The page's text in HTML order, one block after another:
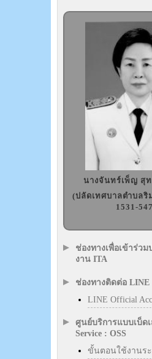
นางจันทร์เพ็ญ สุ
(ปลัดเทศบาลตำบลริ
1531-
ช่องทางเพื่อเข้าร่ว
งาน ITA
ช่องทางติดต่อ LINE
LINE Official
ศูนย์บริการแบบเบ็ดเ
Service : OSS
ขั้นตอนใช้งานระ